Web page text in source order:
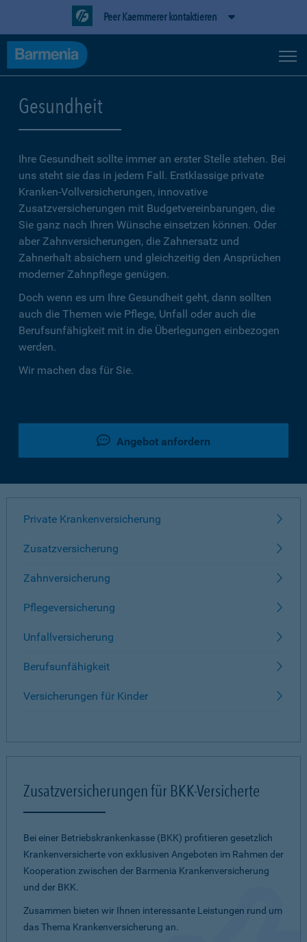
Peer Kaemmerer kontaktieren
Gesundheit
Ihre Gesundheit sollte immer an erster Stelle stehen. Bei
uns steht sie das in jedem Fall. Erstklassige private
Kranken-Vollversicherungen, innovative
Zusatzversicherungen mit Budgetvereinbarungen, die
Sie ganz nach Ihren Wünsche einsetzen können. Oder
aber Zahnversicherungen, die Zahnersatz und
Zahnerhalt absichern und gleichzeitig den Ansprüchen
moderner Zahnpflege genügen.
Doch wenn es um Ihre Gesundheit geht, dann sollten
auch die Themen wie Pflege, Unfall oder auch die
Berufsunfähigkeit mit in die Überlegungen einbezogen
werden.
Wir machen das für Sie.
Angebot anfordern
Private Krankenversicherung
Zusatzversicherung
Zahnversicherung
Pflegeversicherung
Unfallversicherung
Berufsunfähigkeit
Versicherungen für Kinder
Zusatzversicherungen für BKK-Versicherte
Bei einer Betriebskrankenkasse (BKK) profitieren gesetzlich
Krankenversicherte von exklusiven Angeboten im Rahmen der
Kooperation zwischen der Barmenia Krankenversicherung
und der BKK.
Zusammen bieten wir Ihnen interessante Leistungen rund um
das Thema Krankenversicherung an.